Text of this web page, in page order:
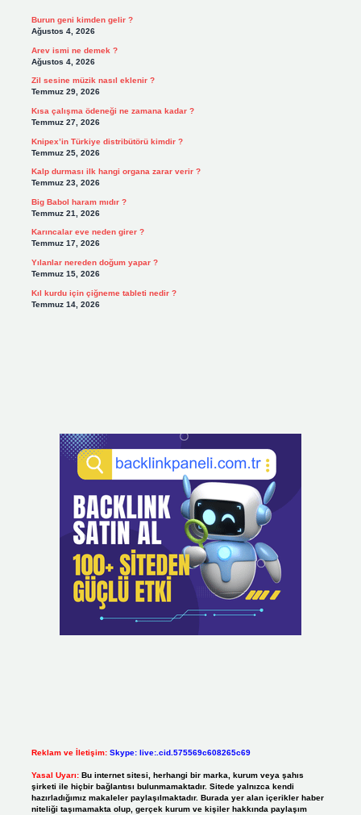
Burun geni kimden gelir ?
Ağustos 4, 2026
Arev ismi ne demek ?
Ağustos 4, 2026
Zil sesine müzik nasıl eklenir ?
Temmuz 29, 2026
Kısa çalışma ödeneği ne zamana kadar ?
Temmuz 27, 2026
Knipex’in Türkiye distribütörü kimdir ?
Temmuz 25, 2026
Kalp durması ilk hangi organa zarar verir ?
Temmuz 23, 2026
Big Babol haram mıdır ?
Temmuz 21, 2026
Karıncalar eve neden girer ?
Temmuz 17, 2026
Yılanlar nereden doğum yapar ?
Temmuz 15, 2026
Kıl kurdu için çiğneme tableti nedir ?
Temmuz 14, 2026
Reklam ve İletişim: Skype: live:.cid.575569c608265c69
Yasal Uyarı: Bu internet sitesi, herhangi bir marka, kurum veya şahıs
şirketi ile hiçbir bağlantısı bulunmamaktadır. Sitede yalnızca kendi
hazırladığımız makaleler paylaşılmaktadır. Burada yer alan içerikler haber
niteliği taşımamakta olup, gerçek kurum ve kişiler hakkında paylaşım